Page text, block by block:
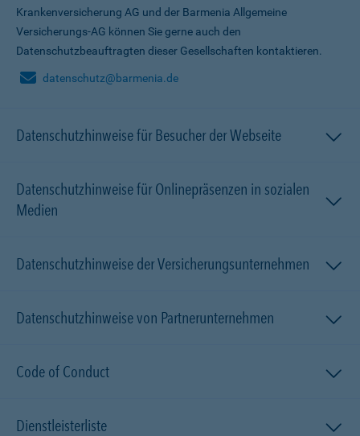
Krankenversicherung AG und der Barmenia Allgemeine
Versicherungs-AG können Sie gerne auch den
Datenschutzbeauftragten dieser Gesellschaften kontaktieren.
datenschutz@barmenia.de
Datenschutzhinweise für Besucher der Webseite
Datenschutzhinweise für Onlinepräsenzen in sozialen
Medien
Datenschutzhinweise der Versicherungsunternehmen
Datenschutzhinweise von Partnerunternehmen
Code of Conduct
Dienstleisterliste